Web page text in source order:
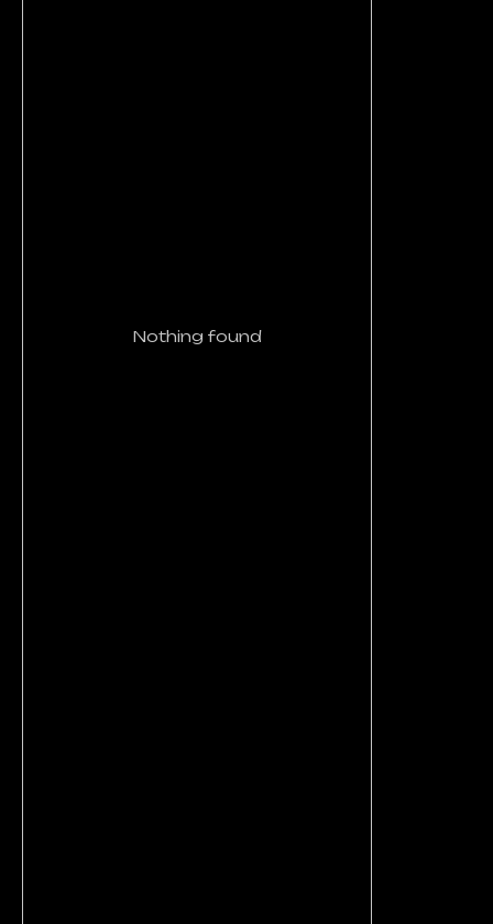
Nothing found